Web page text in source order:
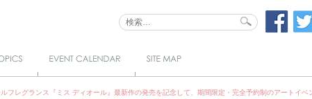
ップ
フレグランス『ミス ディオール』最新作の発売を記念して、期間限定・完全予約制のアートイベ